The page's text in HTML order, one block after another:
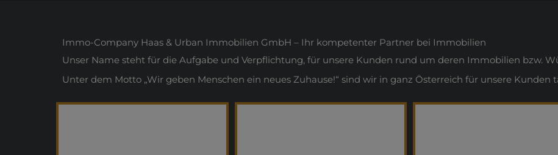
Immo-Company Haas & Urban Immobilien GmbH – Ihr kompetenter Partner bei Immobilien
Unser Name steht für die Aufgabe und Verpflichtung, für unsere Kunden rund um deren Immobilien bzw.
Unter dem Motto „Wir geben Menschen ein neues Zuhause!“ sind wir in ganz Österreich für unsere Kunden